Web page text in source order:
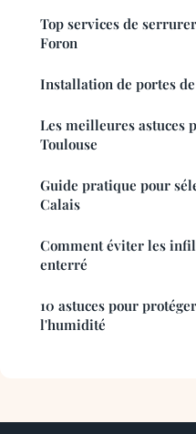
Top services de
Foron
Installation de portes
Les meilleures astuces
Toulouse
Guide pratique pour
Calais
Comment éviter les
enterré
10 astuces pour
l'humidité